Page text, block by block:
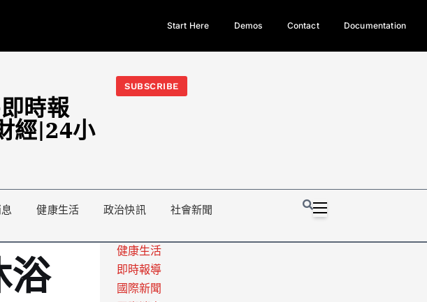
文傑回「只能靠嘴巴」
今日熱門新聞TOP3｜西拉雅族正式成第17個原住民族、立院電競
光電場回
Start Here Demos Contact Documentation
時報
經|24小
SUBSCRIBE
健康生活 政治快訊 社會新聞
浴
健康生活
即時報導
國際新聞